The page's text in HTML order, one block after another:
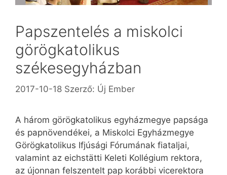
Papszentelés a miskolci
görögkatolikus
székesegyházban
2017-10-18 Szerző: Új Ember
A három görögkatolikus egyházmegye papsága
és papnövendékei, a Miskolci Egyházmegye
Görögkatolikus Ifjúsági Fórumának fiataljai,
valamint az eichstätti Keleti Kollégium rektora,
az újonnan felszentelt pap korábbi vicerektora